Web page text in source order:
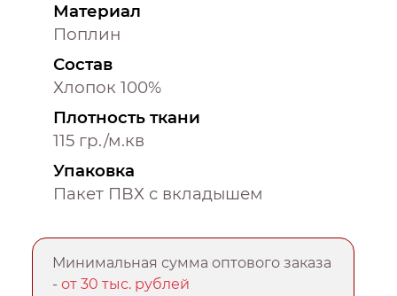
Материал
Поплин
Состав
Хлопок 100%
Плотность ткани
115 гр./м.кв
Упаковка
Пакет ПВХ с вкладышем
Минимальная сумма оптового заказа
-от 30 тыс. рублей